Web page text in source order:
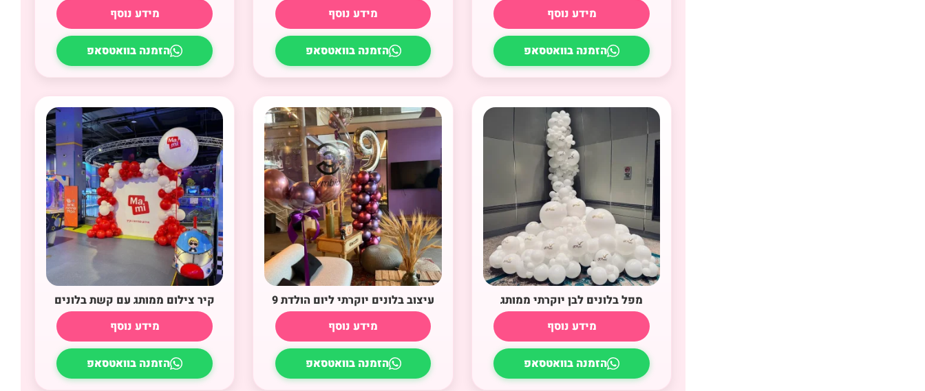
מידע נוסף
הזמנה בוואטסאפ
מידע נוסף
הזמנה בוואטסאפ
מידע נוסף
הזמנה בוואטסאפ
מפל בלונים לבן יוקרתי ממותג
מידע נוסף
הזמנה בוואטסאפ
עיצוב בלונים יוקרתי ליום הולדת 9
מידע נוסף
הזמנה בוואטסאפ
קיר צילום ממותג עם קשת בלונים
מידע נוסף
הזמנה בוואטסאפ